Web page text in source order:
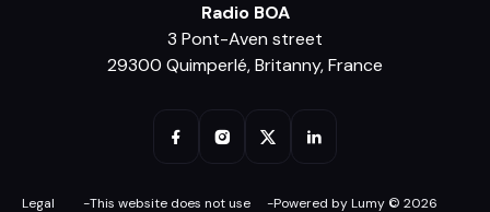
Radio BOA
3 Pont-Aven street
29300 Quimperlé, Britanny, France
Legal -This website does not use -Powered by Lumy © 2026